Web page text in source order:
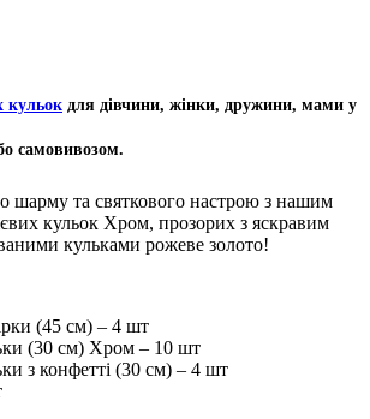
кульок для дівчини, жінки, дружини, мами у
самовивозом.
шарму та святкового настрою з нашим
кульок Хром, прозорих з яскравим
кульками рожеве золото!
(45 см) – 4 шт
(30 см) Хром – 10 шт
з конфетті (30 см) – 4 шт